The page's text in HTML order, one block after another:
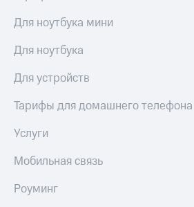
Для ноутбука мини
Для ноутбука
Для устройств
Тарифы для домашнего телефона
Услуги
Мобильная связь
Роуминг